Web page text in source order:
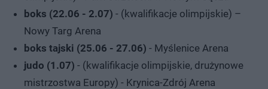
boks (22.06 - 2.07) - (kwalifikacje olimpijskie) –
Nowy Targ Arena
boks tajski (25.06 - 27.06) - Myślenice Arena
judo (1.07) - (kwalifikacje olimpijskie, drużynowe
mistrzostwa Europy) - Krynica-Zdrój Arena